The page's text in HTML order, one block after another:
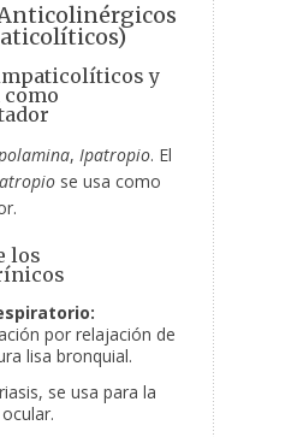
y
como
, Ipatropio. El
se usa como
los
por relajación de
lisa bronquial.
se usa para la